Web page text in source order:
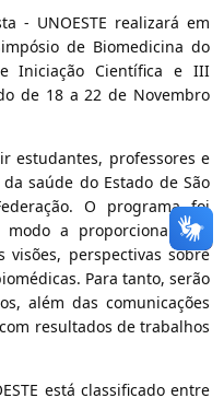
- UNOESTE realizará em
de Biomedicina do
Iniciação Científica e III
de 18 a 22 de Novembro
estudantes, professores e
saúde do Estado de São
O programa foi
a proporcionar aos
perspectivas sobre
Para tanto, serão
além das comunicações
resultados de trabalhos
está classificado entre